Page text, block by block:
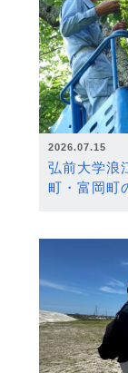
2026.07.15
弘前大学浪
町・富岡町